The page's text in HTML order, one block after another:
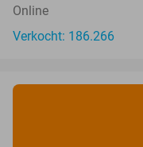
Online
Verkocht: 186.266